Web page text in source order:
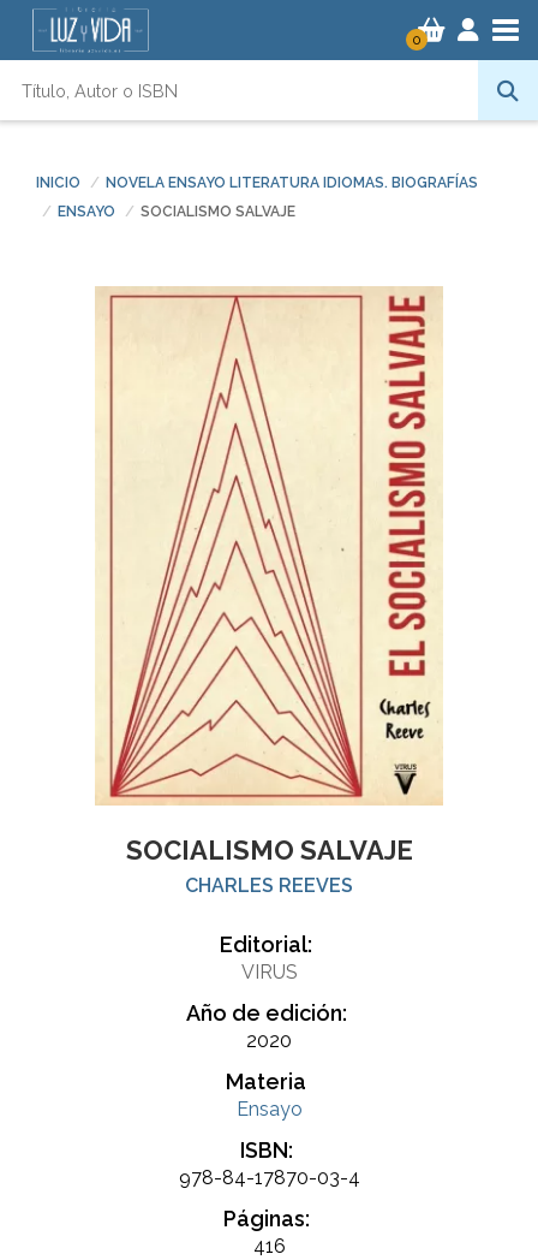
0
INICIO
NOVELA ENSAYO LITERATURA IDIOMAS. BIOGRAFÍAS
ENSAYO
SOCIALISMO SALVAJE
SOCIALISMO SALVAJE
CHARLES REEVES
Editorial:
VIRUS
Año de edición:
2020
Materia
Ensayo
ISBN:
978-84-17870-03-4
Páginas:
416